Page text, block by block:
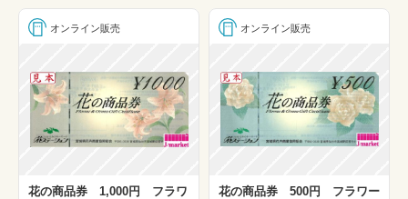
オンライン販売
花の商品券 1,000円 フラワ
オンライン販売
花の商品券 500円 フラワー